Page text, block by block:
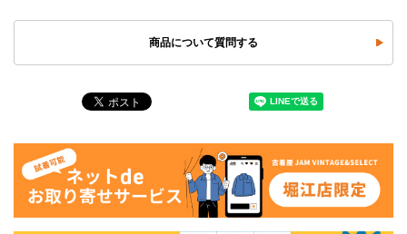
商品について質問する